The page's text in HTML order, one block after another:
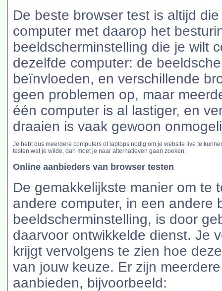
De beste browser test is altijd
computer met daarop het
beeldscherminstelling die je wilt
dezelfde computer: de
beïnvloeden, en verschillende
geen problemen op, maar
één computer is al lastiger, en
draaien is vaak gewoon
Je hebt dus meerdere computers of laptops nodig om je website live te
testen wat je wilde, dan moet je naar alternatieven gaan zoeken.
Online aanbieders van browser testen
De gemakkelijkste manier om te
andere computer, in een andere
beeldscherminstelling, is door
daarvoor ontwikkelde dienst. Je
krijgt vervolgens te zien hoe
van jouw keuze. Er zijn
aanbieden, bijvoorbeeld: